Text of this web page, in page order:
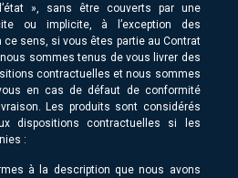
», sans être couverts par une
ou implicite, à l’exception des
ce sens, si vous êtes partie au Contrat
sommes tenus de vous livrer des
contractuelles et nous sommes
en cas de défaut de conformité
Les produits sont considérés
dispositions contractuelles si les
:
à la description que nous avons